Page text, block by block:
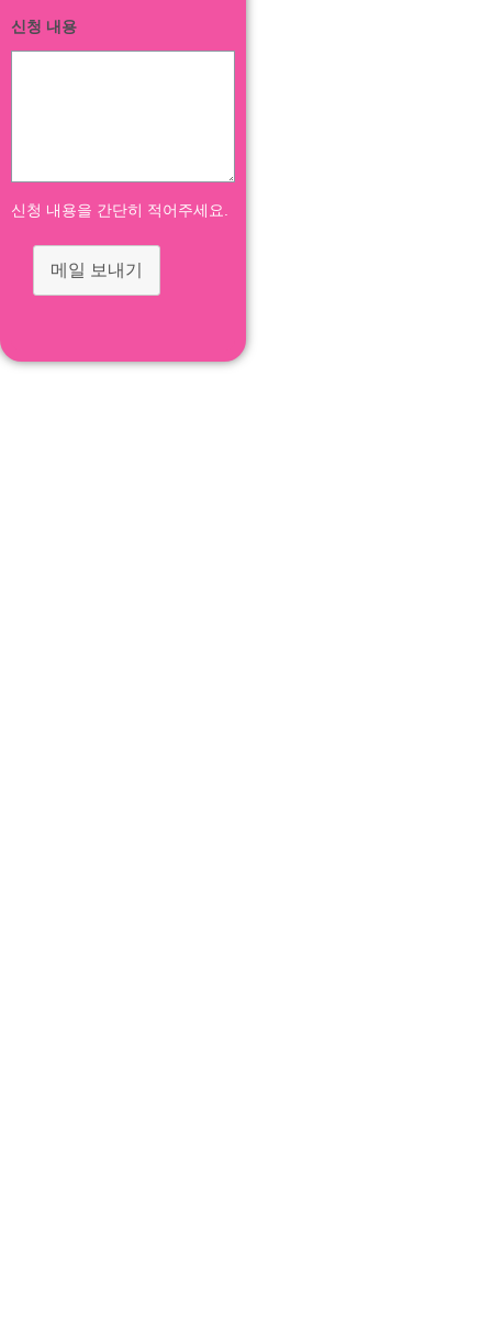
신청 내용
신청 내용을 간단히 적어주세요.
메일 보내기